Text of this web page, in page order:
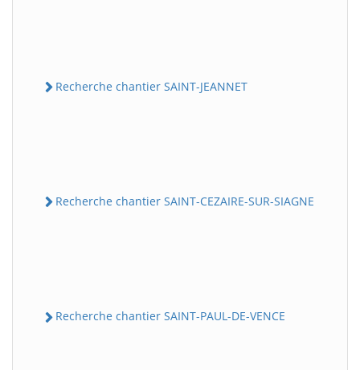
Recherche chantier SAINT-JEANNET
Recherche chantier SAINT-CEZAIRE-SUR-SIAGNE
Recherche chantier SAINT-PAUL-DE-VENCE